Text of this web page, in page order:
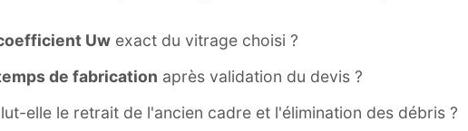
Uw exact du vitrage choisi ?
de fabrication après validation du devis ?
elle le retrait de l'ancien cadre et l'élimination des débris ?